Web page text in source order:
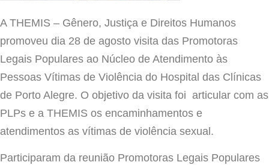
A THEMIS – Gênero, Justiça e Direitos Humanos
promoveu dia 28 de agosto visita das Promotoras
Legais Populares ao Núcleo de Atendimento às
Pessoas Vítimas de Violência do Hospital das Clínicas
de Porto Alegre. O objetivo da visita foi articular com as
PLPs e a THEMIS os encaminhamentos e
atendimentos as vítimas de violência sexual.
Participaram da reunião Promotoras Legais Populares